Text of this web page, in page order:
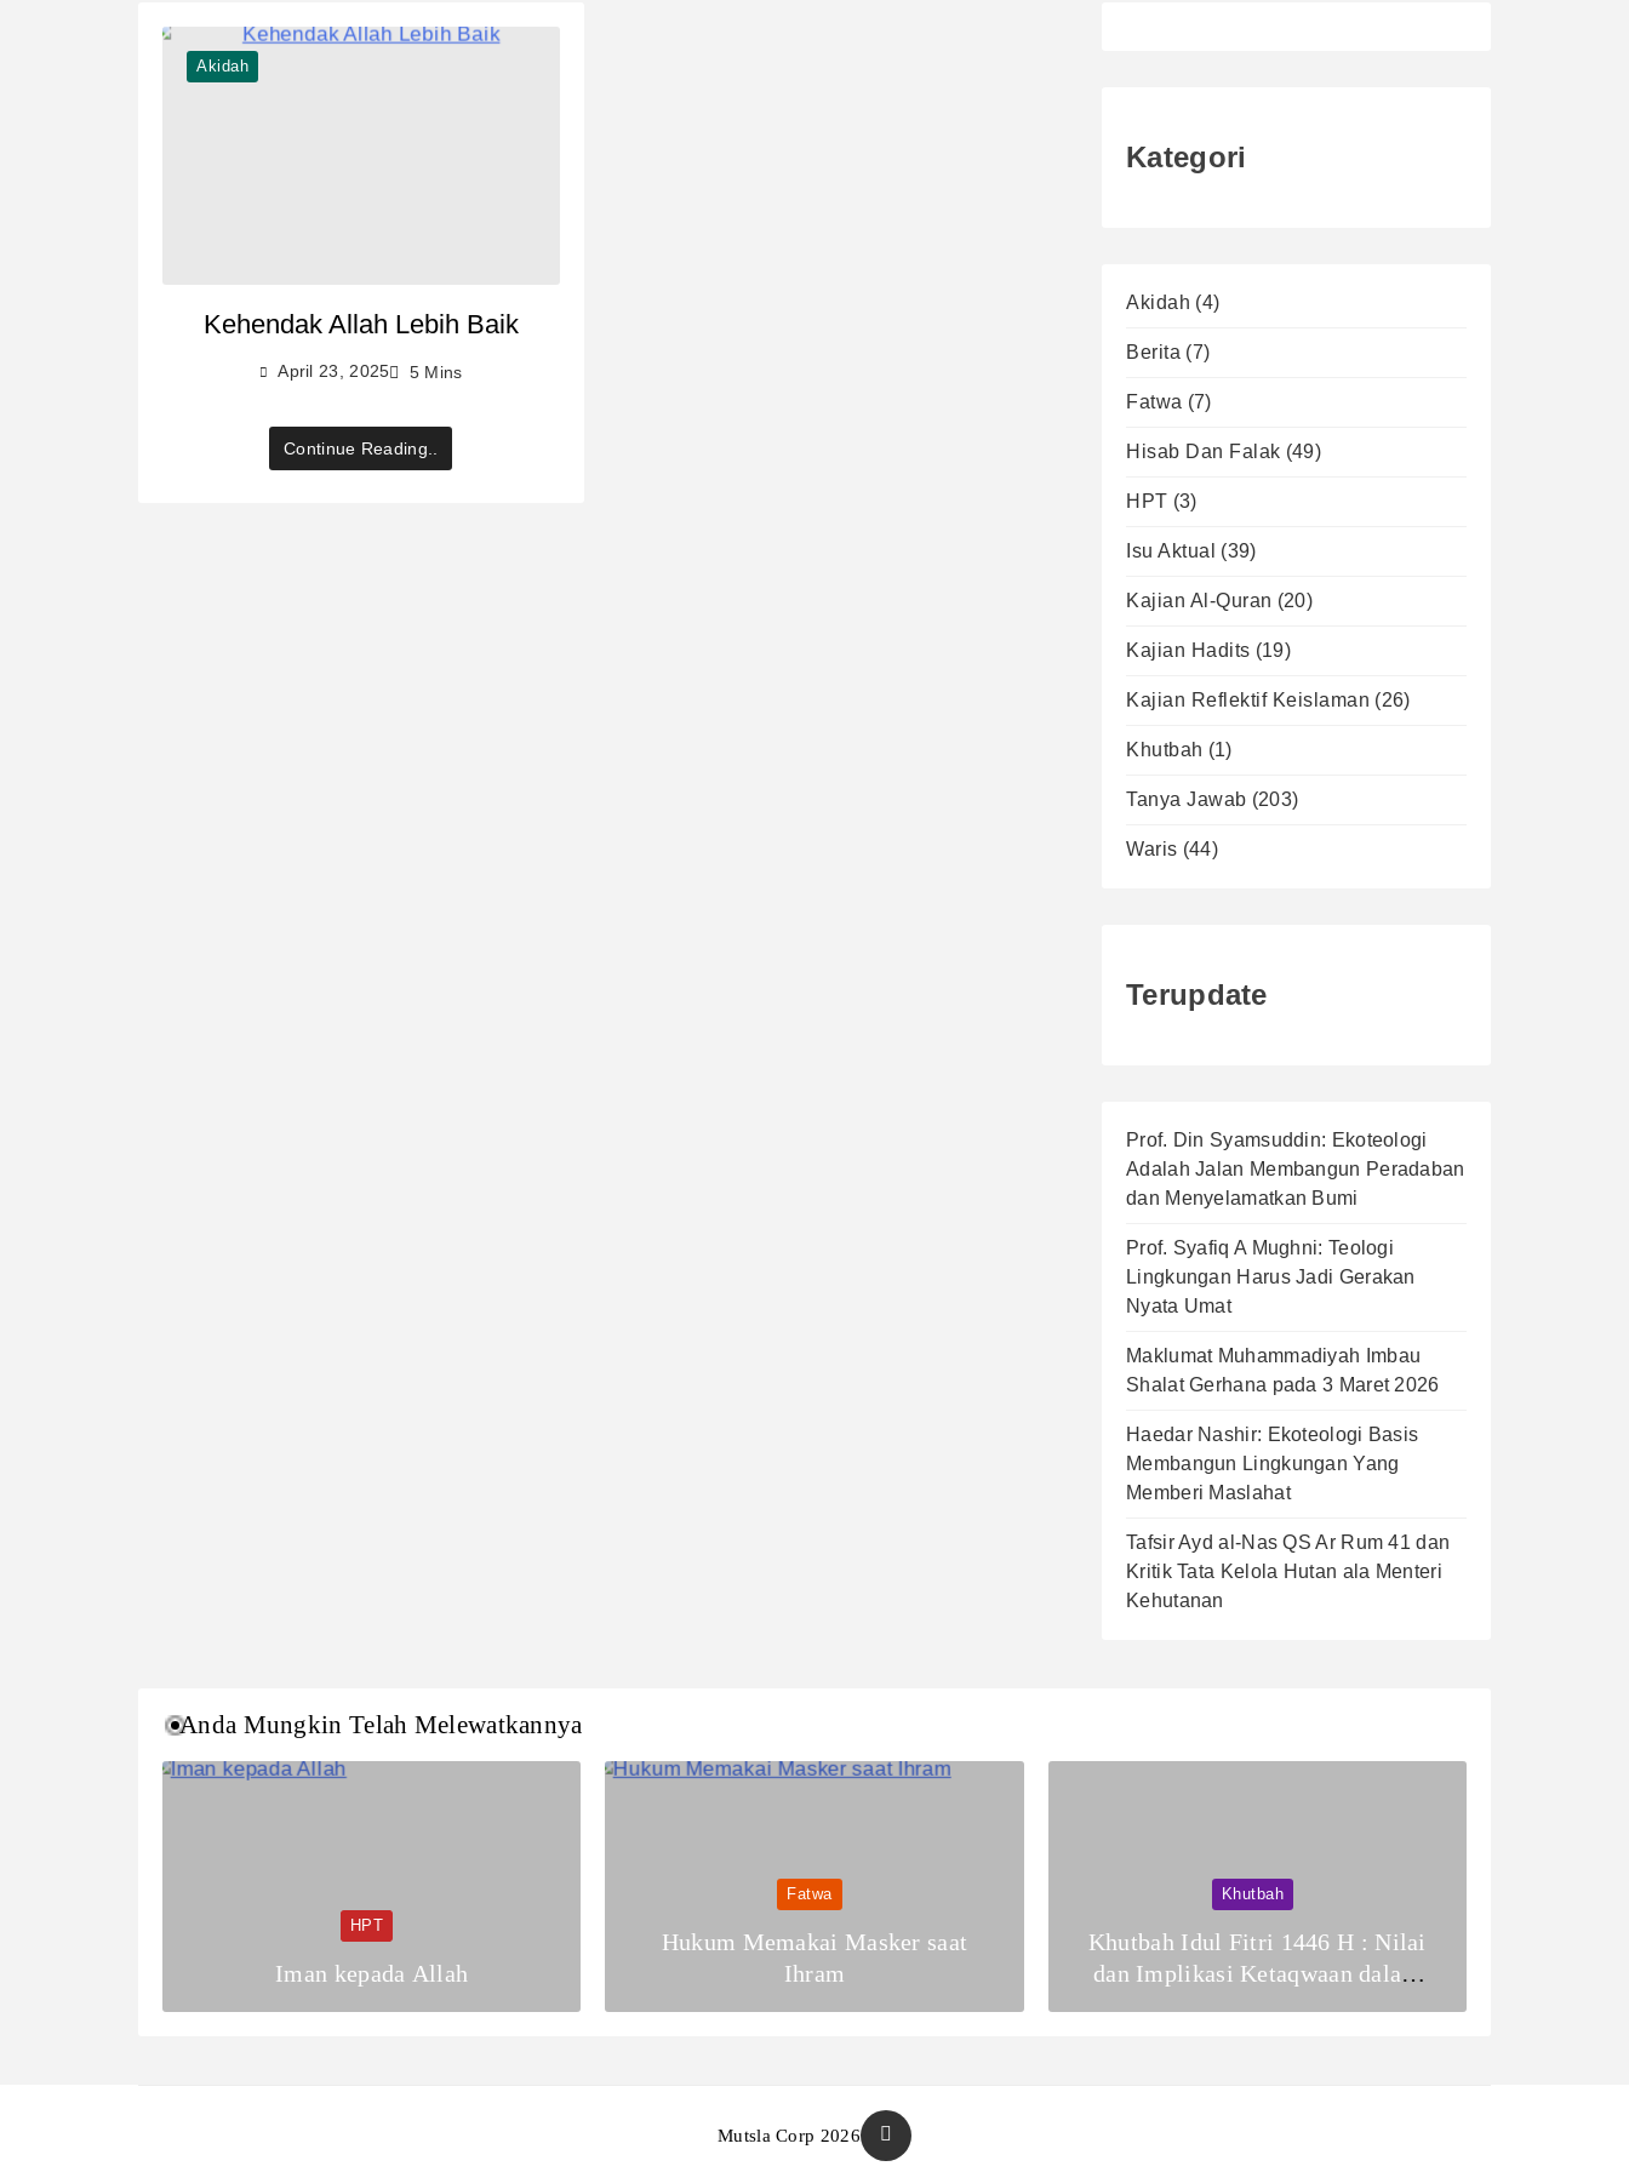
Akidah
Kehendak Allah Lebih Baik
April 23, 2025 5 Mins
Continue Reading..
Kategori
Akidah (4)
Berita (7)
Fatwa (7)
Hisab Dan Falak (49)
HPT (3)
Isu Aktual (39)
Kajian Al-Quran (20)
Kajian Hadits (19)
Kajian Reflektif Keislaman (26)
Khutbah (1)
Tanya Jawab (203)
Waris (44)
Terupdate
Prof. Din Syamsuddin: Ekoteologi
Adalah Jalan Membangun Peradaban
dan Menyelamatkan Bumi
Prof. Syafiq A Mughni: Teologi
Lingkungan Harus Jadi Gerakan
Nyata Umat
Maklumat Muhammadiyah Imbau
Shalat Gerhana pada 3 Maret 2026
Haedar Nashir: Ekoteologi Basis
Membangun Lingkungan Yang
Memberi Maslahat
Tafsir Ayd al-Nas QS Ar Rum 41 dan
Kritik Tata Kelola Hutan ala Menteri
Kehutanan
Anda Mungkin Telah Melewatkannya
HPT
Iman kepada Allah
Fatwa
Hukum Memakai Masker saat
Ihram
Khutbah
Khutbah Idul Fitri 1446 H : Nilai
dan Implikasi Ketaqwaan dalam
Mutsla Corp 2026